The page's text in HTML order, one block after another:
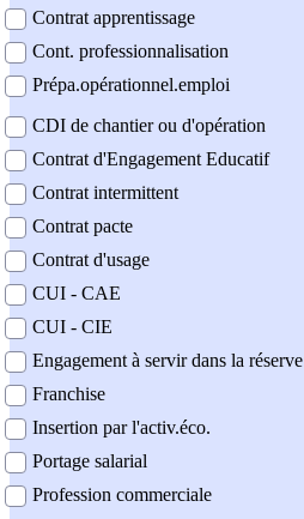
Contrat apprentissage
Cont. professionnalisation
Prépa.opérationnel.emploi
CDI de chantier ou d'opération
Contrat d'Engagement Educatif
Contrat intermittent
Contrat pacte
Contrat d'usage
CUI - CAE
CUI - CIE
Engagement à servir dans la réserve
Franchise
Insertion par l'activ.éco.
Portage salarial
Profession commerciale